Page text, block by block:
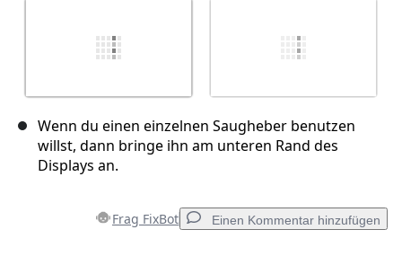
Wenn du einen einzelnen Saugheber benutzen
willst, dann bringe ihn am unteren Rand des
Displays an.
Frag FixBot Einen Kommentar hinzufügen